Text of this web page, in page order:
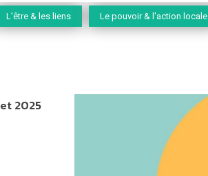
L'être & les liens Le pouvoir & l'action locale
2025